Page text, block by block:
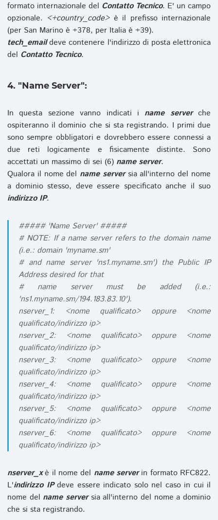
formato internazionale del Contatto Tecnico. E' un campo
opzionale. <+country_code>è il prefisso internazionale
(per San Marino è +378, per Italia è +39).
tech_emaildeve contenere l'indirizzo di posta elettronica
del Contatto Tecnico.
4. "Name Server":
In questa sezione vanno indicati i name serverche
ospiteranno il dominio che si sta registrando. I primi due
sono sempre obbligatori e dovrebbero essere connessi a
due reti logicamente e fisicamente distinte. Sono
accettati un massimo di sei (6) name server.
Qualora il nome del name serversia all'interno del nome
a dominio stesso, deve essere specificato anche il suo
indirizzo IP.
##### 'Name Server' #####
# NOTE: If a name server refers to the domain name
(i.e.: domain 'myname.sm'
# and name server 'ns1.myname.sm') the Public IP
Address desired for that
# name server must be added (i.e.:
'ns1.myname.sm/194.183.83.10').
nserver_1: <nome qualificato> oppure <nome
qualificato/indirizzo ip>
nserver_2: <nome qualificato> oppure <nome
qualificato/indirizzo ip>
nserver_3: <nome qualificato> oppure <nome
qualificato/indirizzo ip>
nserver_4: <nome qualificato> oppure <nome
qualificato/indirizzo ip>
nserver_5: <nome qualificato> oppure <nome
qualificato/indirizzo ip>
nserver_6: <nome qualificato> oppure <nome
qualificato/indirizzo ip>
nserver_xè il nome del name serverin formato RFC822.
L'indirizzo IPdeve essere indicato solo nel caso in cui il
nome del name serversia all'interno del nome a dominio
che si sta registrando.